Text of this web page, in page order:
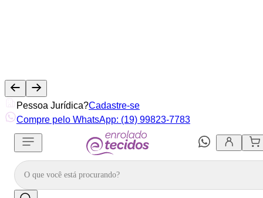
Pessoa Jurídica?Cadastre-se
Compre pelo WhatsApp: (19) 99823-7783